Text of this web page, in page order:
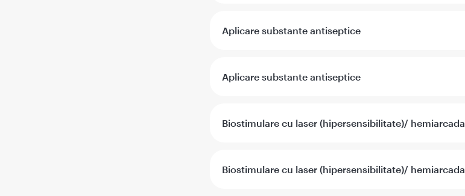
Aplicare substante antiseptice
Aplicare substante antiseptice
Biostimulare cu laser (hipersensibilitate)/ hemiarcada
Biostimulare cu laser (hipersensibilitate)/ hemiarcada